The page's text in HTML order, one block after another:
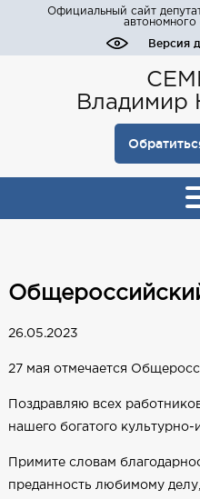
Официальный сайт
Версия
Владимир
26.05.2023
27 мая отмечается
Поздравляю всех
нашего богатого культурно-
Примите словам
преданность любимому